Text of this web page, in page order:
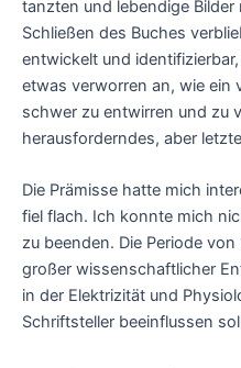
tanzten und lebendige
Schließen des Buches
entwickelt und
etwas verworren an, wie ein
schwer zu entwirren und zu
herausforderndes, aber
Die Prämisse hatte mich
fiel flach. Ich konnte mich
zu beenden. Die Periode
großer wissenschaftlicher
in der Elektrizität und
Schriftsteller beeinflussen